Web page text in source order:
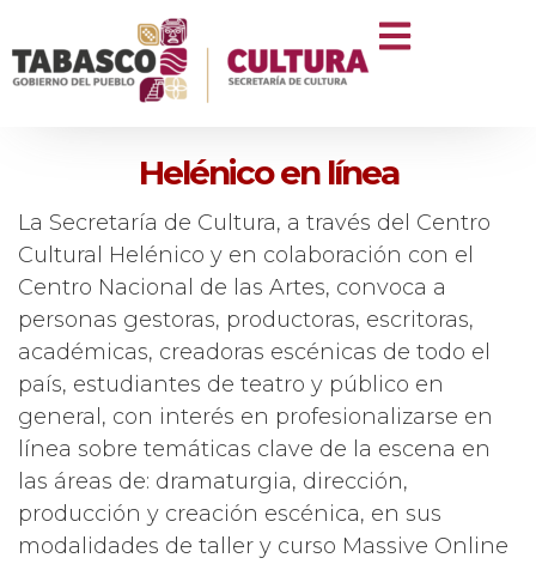
Helénico en línea
La Secretaría de Cultura, a través del Centro
Cultural Helénico y en colaboración con el
Centro Nacional de las Artes, convoca a
personas gestoras, productoras, escritoras,
académicas, creadoras escénicas de todo el
país, estudiantes de teatro y público en
general, con interés en profesionalizarse en
línea sobre temáticas clave de la escena en
las áreas de: dramaturgia, dirección,
producción y creación escénica, en sus
modalidades de taller y curso Massive Online